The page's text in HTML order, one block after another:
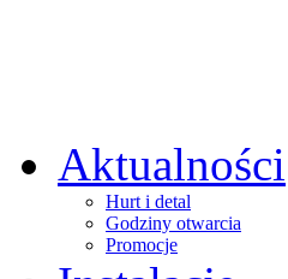
Aktualności
Hurt i detal
Godziny otwarcia
Promocje